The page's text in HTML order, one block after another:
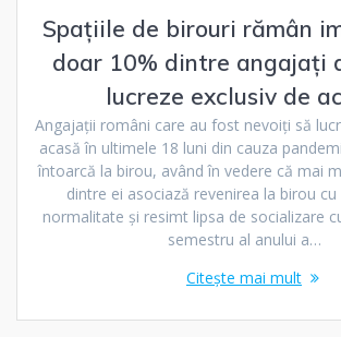
Spațiile de birouri rămân
doar 10% dintre angajați
lucreze exclusiv de
Angajații români care au fost nevoiți să
acasă în ultimele 18 luni din cauza
întoarcă la birou, având în vedere că mai
dintre ei asociază revenirea la birou cu
normalitate și resimt lipsa de socializare
semestru al anului a…
Citește mai mult